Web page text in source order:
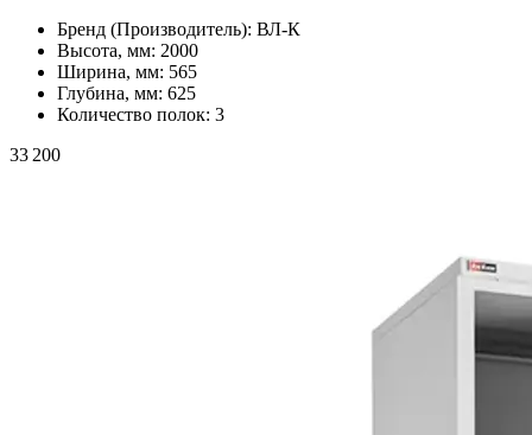
Бренд (Производитель): ВЛ-К
Высота, мм: 2000
Ширина, мм: 565
Глубина, мм: 625
Количество полок: 3
33 200